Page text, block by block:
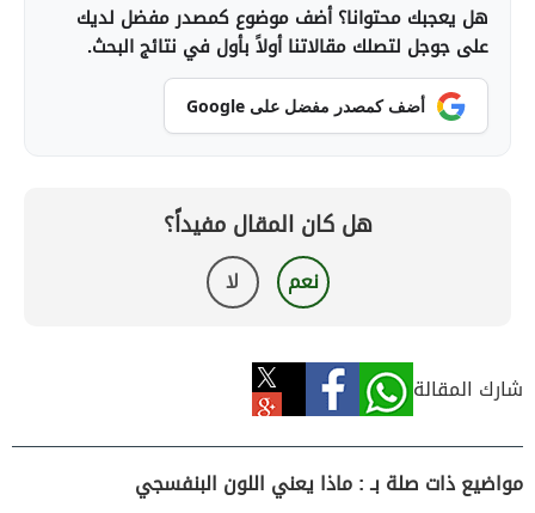
هل يعجبك محتوانا؟ أضف موضوع كمصدر مفضل لديك
على جوجل لتصلك مقالاتنا أولاً بأول في نتائج البحث.
أضف كمصدر مفضل على Google
هل كان المقال مفيداً؟
نعم لا
شارك المقالة
مواضيع ذات صلة بـ : ماذا يعني اللون البنفسجي